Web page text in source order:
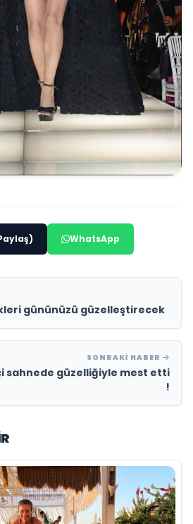
WhatsApp
gününüzü güzelleştirecek
SONRAKI HABER
sahnede güzelliğiyle mest etti
!